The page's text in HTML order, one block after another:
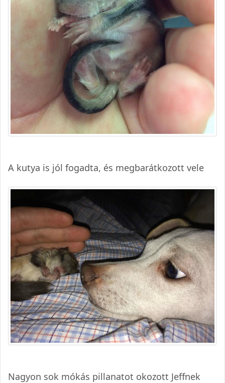
A kutya is jól fogadta, és megbarátkozott vele
Nagyon sok mókás pillanatot okozott Jeffnek